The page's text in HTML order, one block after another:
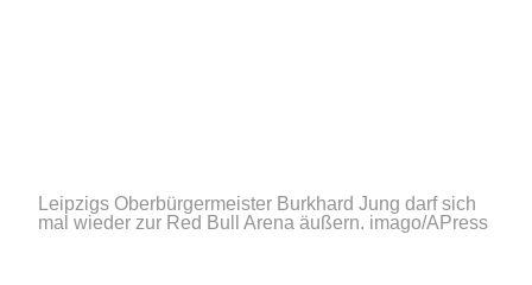
Leipzigs Oberbürgermeister Burkhard Jung darf sich
mal wieder zur Red Bull Arena äußern. imago/APress